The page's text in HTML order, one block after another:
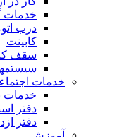
خدمات
درب
کابینت
سقف
خدمات
خدمات
دفتر
دفتر